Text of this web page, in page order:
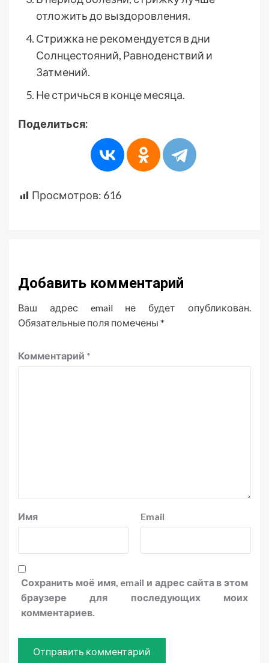
отложить до выздоровления.
Стрижка не рекомендуется в дни
Солнцестояний, Равноденствий и
Затмений.
Не стричься в конце месяца.
Поделиться:
Просмотров: 616
Добавить комментарий
Ваш адрес email не будет опубликован.
Обязательные поля помечены *
Комментарий *
Имя Email
Сохранить моё имя, email и адрес сайта в этом
браузере для последующих моих
комментариев.